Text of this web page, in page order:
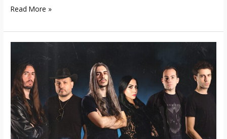
Read More »
Souls
–
Mélodies
puissantes
et
des